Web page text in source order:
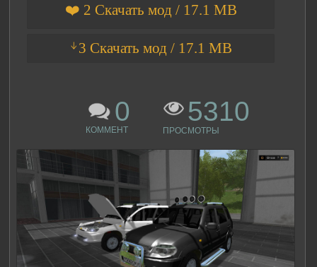
❤️ 2 Скачать мод / 17.1 MB
ᛎ3 Скачать мод / 17.1 MB
0
КОММЕНТ
5310
ПРОСМОТРЫ